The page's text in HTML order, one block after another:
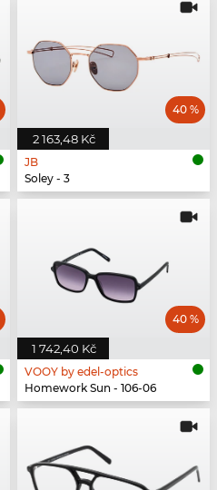
2 163,48 Kč
40 %
JB
Soley - 3
1 742,40 Kč
40 %
VOOY by edel-optics
Homework Sun - 106-06